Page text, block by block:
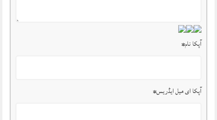
آپکا نام*
آپکا ای میل ایڈریس*